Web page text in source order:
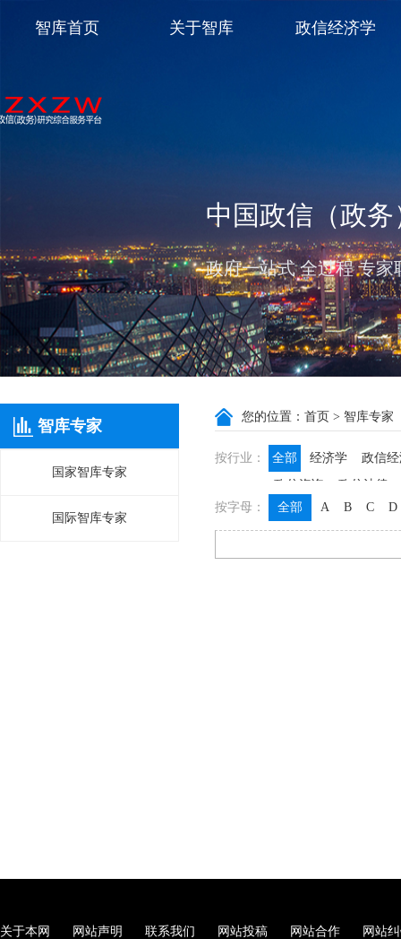
中国政信（政
政府一站式 全过程 专
智库首页 关于智库 政信经济学
智库专家
国家智库专家
国际智库专家
您的位置： 首页 > 智库专家
按行业： 全部 经济学
政信
政信咨询
政信法律
按字母：
全部 A B C D
关于本网 网站声明 联系我们 网站投稿 网站合作 网站